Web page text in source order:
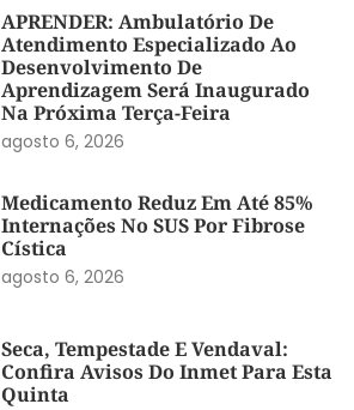
APRENDER: Ambulatório De
Atendimento Especializado Ao
Desenvolvimento De
Aprendizagem Será Inaugurado
Na Próxima Terça-Feira
agosto 6, 2026
Medicamento Reduz Em Até 85%
Internações No SUS Por Fibrose
Cística
agosto 6, 2026
Seca, Tempestade E Vendaval:
Confira Avisos Do Inmet Para Esta
Quinta